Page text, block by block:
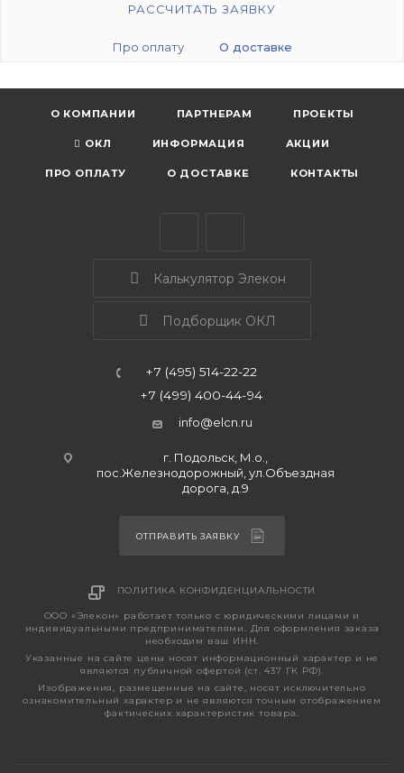
РАССЧИТАТЬ ЗАЯВКУ
Про оплату О доставке
О КОМПАНИИ ПАРТНЕРАМ ПРОЕКТЫ
ОКЛ ИНФОРМАЦИЯ АКЦИИ
ПРО ОПЛАТУ О ДОСТАВКЕ КОНТАКТЫ
Калькулятор Элекон
Подборщик ОКЛ
+7 (495) 514-22-22
+7 (499) 400-44-94
info@elcn.ru
г. Подольск, М.о.,
пос.Железнодорожный, ул.Объездная
дорога, д.9
ОТПРАВИТЬ ЗАЯВКУ
ПОЛИТИКА КОНФИДЕНЦИАЛЬНОСТИ
ООО «Элекон» работает только с юридическими лицами и
индивидуальными предпринимателями. Для оформления заказа
необходим ваш ИНН.
Указанные на сайте цены носят информационный характер и не
являются публичной офертой (ст. 437 ГК РФ).
Изображения, размещенные на сайте, носят исключительно
ознакомительный характер и не являются точным отображением
фактических характеристик товара.